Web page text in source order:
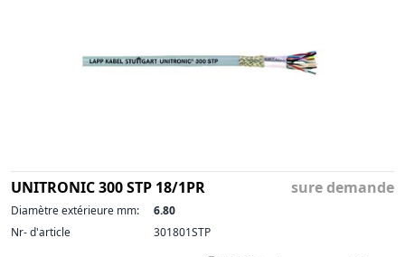
UNITRONIC 300 STP 18/1PR sure demande
Diamètre extérieure mm:
6.80
Nr- d'article
301801STP